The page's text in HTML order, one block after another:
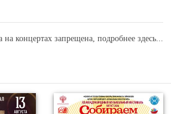
концертах запрещена,подробнее здесь...